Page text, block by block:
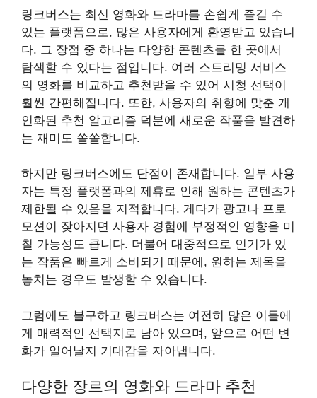
링크버스는 최신 영화와 드라마를 손쉽게 즐길 수
있는 플랫폼으로, 많은 사용자에게 환영받고 있습니
다. 그 장점 중 하나는 다양한 콘텐츠를 한 곳에서
탐색할 수 있다는 점입니다. 여러 스트리밍 서비스
의 영화를 비교하고 추천받을 수 있어 시청 선택이
훨씬 간편해집니다. 또한, 사용자의 취향에 맞춘 개
인화된 추천 알고리즘 덕분에 새로운 작품을 발견하
는 재미도 쏠쏠합니다.
하지만 링크버스에도 단점이 존재합니다. 일부 사용
자는 특정 플랫폼과의 제휴로 인해 원하는 콘텐츠가
제한될 수 있음을 지적합니다. 게다가 광고나 프로
모션이 잦아지면 사용자 경험에 부정적인 영향을 미
칠 가능성도 큽니다. 더불어 대중적으로 인기가 있
는 작품은 빠르게 소비되기 때문에, 원하는 제목을
놓치는 경우도 발생할 수 있습니다.
그럼에도 불구하고 링크버스는 여전히 많은 이들에
게 매력적인 선택지로 남아 있으며, 앞으로 어떤 변
화가 일어날지 기대감을 자아냅니다.
다양한 장르의 영화와 드라마 추천